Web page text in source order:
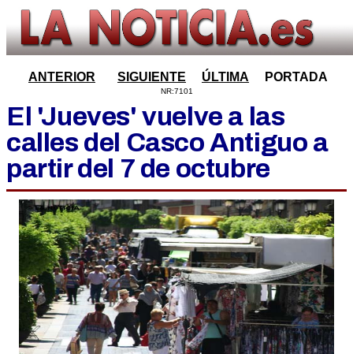
ANTERIOR SIGUIENTE ÚLTIMA PORTADA
NR:7101
El 'Jueves' vuelve a las
calles del Casco Antiguo a
partir del 7 de octubre